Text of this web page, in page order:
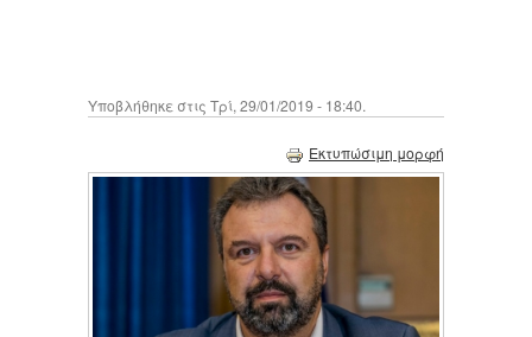
Υποβλήθηκε στις Τρί, 29/01/2019 - 18:40.
Εκτυπώσιμη μορφή